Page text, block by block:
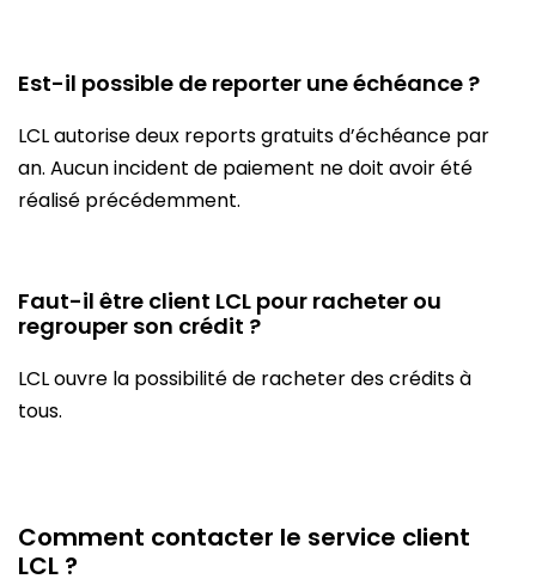
Est-il possible de reporter une échéance ?
LCL autorise deux reports gratuits d’échéance par
an. Aucun incident de paiement ne doit avoir été
réalisé précédemment.
Faut-il être client LCL pour racheter ou
regrouper son crédit ?
LCL ouvre la possibilité de racheter des crédits à
tous.
Comment contacter le service client
LCL ?